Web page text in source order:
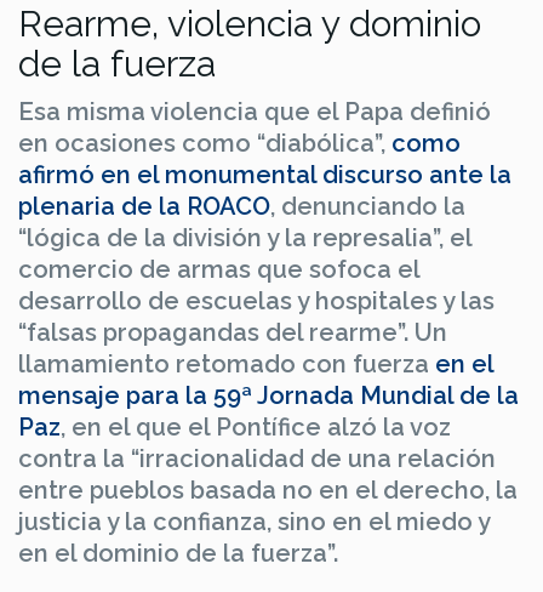
Rearme, violencia y dominio
de la fuerza
Esa misma violencia que el Papa definió
en ocasiones como “diabólica”, como
afirmó en el monumental discurso ante la
plenaria de la ROACO, denunciando la
“lógica de la división y la represalia”, el
comercio de armas que sofoca el
desarrollo de escuelas y hospitales y las
“falsas propagandas del rearme”. Un
llamamiento retomado con fuerza en el
mensaje para la 59ª Jornada Mundial de la
Paz, en el que el Pontífice alzó la voz
contra la “irracionalidad de una relación
entre pueblos basada no en el derecho, la
justicia y la confianza, sino en el miedo y
en el dominio de la fuerza”.